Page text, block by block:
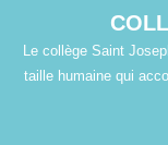
Le collège Saint
taille humaine qui